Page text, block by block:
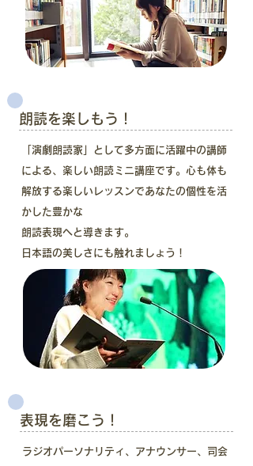
朗読を楽しもう！
「演劇朗読家」として多方面に活躍中の講師
による、楽しい朗読ミニ講座です。心も体も
解放する楽しいレッスンであなたの個性を活
かした豊かな
朗読表現へと導きます。
​日本語の美しさにも触れましょう！
表現を磨こう！
ラジオパーソナリティ、アナウンサー、司会